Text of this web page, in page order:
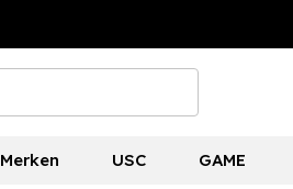
Merken USC GAME